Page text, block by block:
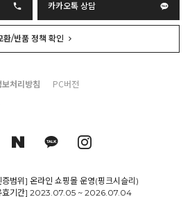
카카오톡 상담
환/반품 정책 확인
처리방침 PC버전
증범위] 온라인 쇼핑몰 운영(핑크시슬리)
효기간] 2023.07.05 ~ 2026.07.04